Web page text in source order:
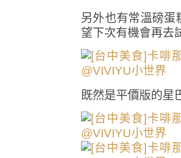
另外也有常溫磅
望下次有機會再去
既然是平價版的星